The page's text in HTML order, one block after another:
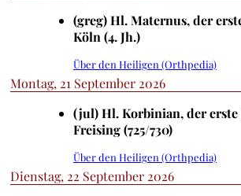
(greg) Hl. Maternus, der
Köln (4. Jh.)
Über den Heiligen (Orthpedia)
Montag, 21 September 2026
(jul) Hl. Korbinian, der erste
Freising (725/730)
Über den Heiligen (Orthpedia)
Dienstag, 22 September 2026